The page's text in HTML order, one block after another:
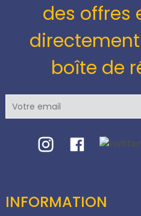
des offres
boîte de
INFORMATION